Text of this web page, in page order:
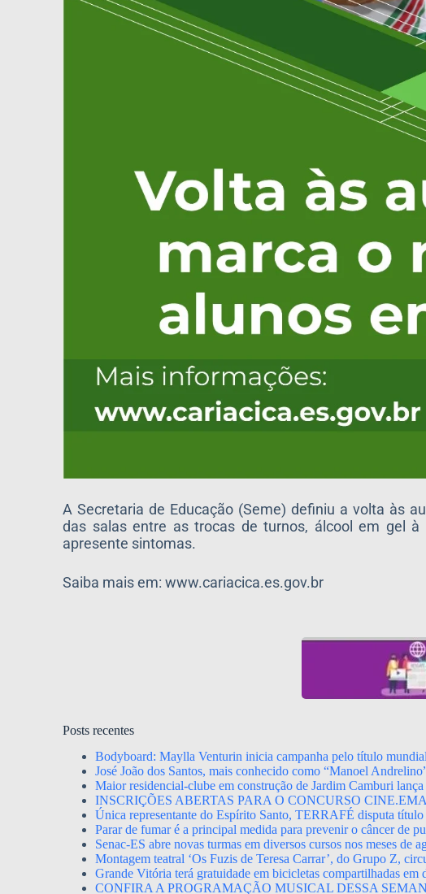
A Secretaria de Educação (Seme) definiu a volta às
das salas entre as trocas de turnos, álcool em gel
apresente sintomas.
Saiba mais em: www.cariacica.es.gov.br
Posts recentes
Bodyboard: Maylla Venturin inicia campanha pelo título
José João dos Santos, mais conhecido como “Manoel
Maior residencial-clube em construção de Jardim Camburi
INSCRIÇÕES ABERTAS PARA O CONCURSO
Única representante do Espírito Santo, TERRAFÉ disputa
Parar de fumar é a principal medida para prevenir o câncer de
Senac-ES abre novas turmas em diversos cursos nos meses de
Montagem teatral ‘Os Fuzis de Teresa Carrar’, do Grupo Z,
Grande Vitória terá gratuidade em bicicletas compartilhadas em
CONFIRA A PROGRAMAÇÃO MUSICAL DESSA